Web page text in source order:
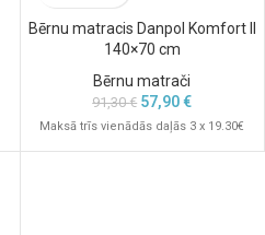
Bērnu matracis Danpol Komfort II
140×70 cm
Bērnu matrači
91,30€ 57,90€
Maksā trīs vienādās daļās 3 x 19.30€